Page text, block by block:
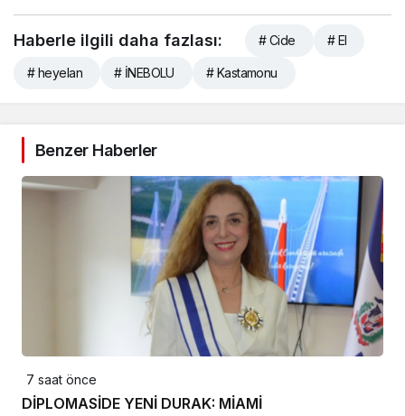
Haberle ilgili daha fazlası: # Cide # El
# heyelan # İNEBOLU # Kastamonu
Benzer Haberler
7 saat önce
DİPLOMASİDE YENİ DURAK: MİAMİ